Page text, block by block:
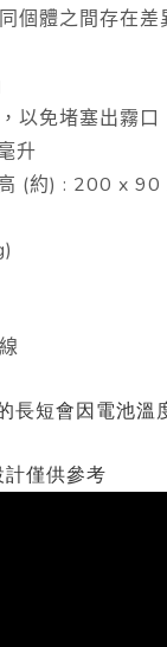
個體之間存在差
以免堵塞出霧口
升
(約) : 200 x 90
長短會因電池溫
僅供參考